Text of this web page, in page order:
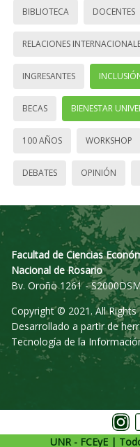
BIBLIOTECA DOCENTES
RELACIONES
INGRESANTES
BECAS BIENESTAR
100 AÑOS WORKSHOP
DEBATES OPINIÓN
Facultad de Ciencias
Nacional de Rosario
Bv. Oroño 1261 -
Copyright © 2021. All Rights
Desarrollado a partir de
Tecnología de la
UNR - FCEyE |